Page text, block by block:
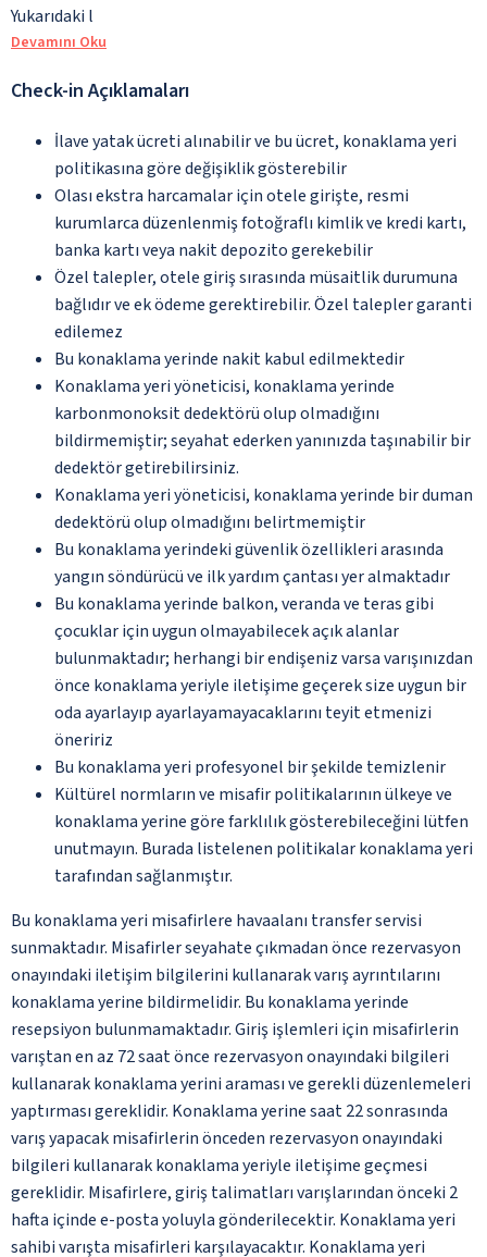
Yukarıdaki l
Devamını Oku
Check-in Açıklamaları
İlave yatak ücreti alınabilir ve bu ücret, konaklama yeri
politikasına göre değişiklik gösterebilir
Olası ekstra harcamalar için otele girişte, resmi
kurumlarca düzenlenmiş fotoğraflı kimlik ve kredi kartı,
banka kartı veya nakit depozito gerekebilir
Özel talepler, otele giriş sırasında müsaitlik durumuna
bağlıdır ve ek ödeme gerektirebilir. Özel talepler garanti
edilemez
Bu konaklama yerinde nakit kabul edilmektedir
Konaklama yeri yöneticisi, konaklama yerinde
karbonmonoksit dedektörü olup olmadığını
bildirmemiştir; seyahat ederken yanınızda taşınabilir bir
dedektör getirebilirsiniz.
Konaklama yeri yöneticisi, konaklama yerinde bir duman
dedektörü olup olmadığını belirtmemiştir
Bu konaklama yerindeki güvenlik özellikleri arasında
yangın söndürücü ve ilk yardım çantası yer almaktadır
Bu konaklama yerinde balkon, veranda ve teras gibi
çocuklar için uygun olmayabilecek açık alanlar
bulunmaktadır; herhangi bir endişeniz varsa varışınızdan
önce konaklama yeriyle iletişime geçerek size uygun bir
oda ayarlayıp ayarlayamayacaklarını teyit etmenizi
öneririz
Bu konaklama yeri profesyonel bir şekilde temizlenir
Kültürel normların ve misafir politikalarının ülkeye ve
konaklama yerine göre farklılık gösterebileceğini lütfen
unutmayın. Burada listelenen politikalar konaklama yeri
tarafından sağlanmıştır.
Bu konaklama yeri misafirlere havaalanı transfer servisi
sunmaktadır. Misafirler seyahate çıkmadan önce rezervasyon
onayındaki iletişim bilgilerini kullanarak varış ayrıntılarını
konaklama yerine bildirmelidir. Bu konaklama yerinde
resepsiyon bulunmamaktadır. Giriş işlemleri için misafirlerin
varıştan en az 72 saat önce rezervasyon onayındaki bilgileri
kullanarak konaklama yerini araması ve gerekli düzenlemeleri
yaptırması gereklidir. Konaklama yerine saat 22 sonrasında
varış yapacak misafirlerin önceden rezervasyon onayındaki
bilgileri kullanarak konaklama yeriyle iletişime geçmesi
gereklidir. Misafirlere, giriş talimatları varışlarından önceki 2
hafta içinde e-posta yoluyla gönderilecektir. Konaklama yeri
sahibi varışta misafirleri karşılayacaktır. Konaklama yeri